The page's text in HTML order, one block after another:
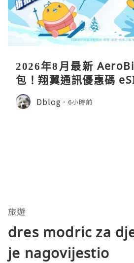
2026年8月最新
包！翔翼通訊優惠碼
點、蝴蝶wifi機教學完整
Dblog 6小時前
旅遊
dres modric za
je nagovijestio